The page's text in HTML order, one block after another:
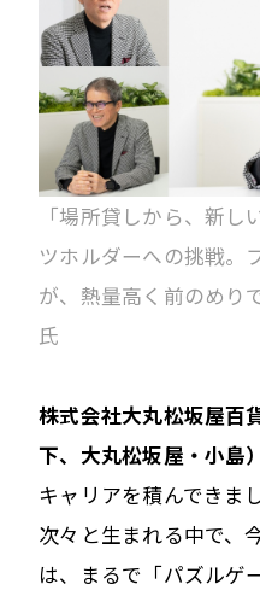
「場所貸しから、新
ツホルダーへの挑戦。
が、熱量高く前のめり
氏
株式会社大丸松坂屋百
下、大丸松坂屋・小島
キャリアを積んできま
次々と生まれる中で、
は、まるで「パズルゲ